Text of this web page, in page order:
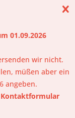
01.09.2026
wir nicht.
müßen aber ein
angeben.
Kontaktformular